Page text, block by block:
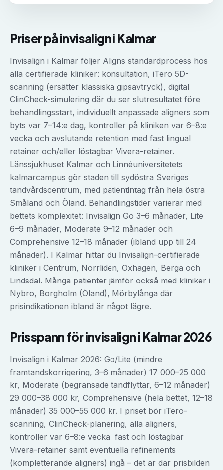
Priser påinvisaligni Kalmar
Invisalign i Kalmar följer Aligns standardprocess hos
alla certifierade kliniker: konsultation, iTero 5D-
scanning (ersätter klassiska gipsavtryck), digital
ClinCheck-simulering där du ser slutresultatet före
behandlingsstart, individuellt anpassade aligners som
byts var 7–14:e dag, kontroller på kliniken var 6–8:e
vecka och avslutande retention med fast lingual
retainer och/eller löstagbar Vivera-retainer.
Länssjukhuset Kalmar och Linnéuniversitetets
kalmarcampus gör staden till sydöstra Sveriges
tandvårdscentrum, med patientintag från hela östra
Småland och Öland. Behandlingstider varierar med
bettets komplexitet: Invisalign Go 3–6 månader, Lite
6–9 månader, Moderate 9–12 månader och
Comprehensive 12–18 månader (ibland upp till 24
månader). I Kalmar hittar du Invisalign-certifierade
kliniker i Centrum, Norrliden, Oxhagen, Berga och
Lindsdal. Många patienter jämför också med kliniker i
Nybro, Borgholm (Öland), Mörbylånga där
prisindikationen ibland är något lägre.
Prisspann förinvisaligni Kalmar2026
Invisalign i Kalmar 2026: Go/Lite (mindre
framtandskorrigering, 3–6 månader) 17 000–25 000
kr, Moderate (begränsade tandflyttar, 6–12 månader)
29 000–38 000 kr, Comprehensive (hela bettet, 12–18
månader) 35 000–55 000 kr. I priset bör iTero-
scanning, ClinCheck-planering, alla aligners,
kontroller var 6–8:e vecka, fast och löstagbar
Vivera-retainer samt eventuella refinements
(kompletterande aligners) ingå – det är där prisbilden